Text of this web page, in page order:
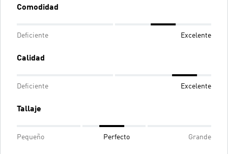
Comodidad
Deficiente Excelente
Calidad
Deficiente Excelente
Tallaje
Pequeño Perfecto Grande